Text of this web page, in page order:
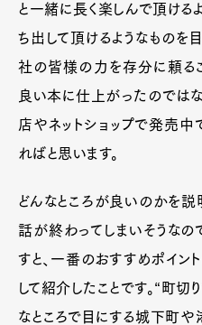
と一緒に長く楽しんで頂ける
ち出して頂けるようなものを
社の皆様の力を存分に頼る
良い本に仕上がったのでは
店やネットショップで発売
ればと思います。
どんなところが良いのかを
話が終わってしまいそうなの
すと、一番のおすすめポイン
して紹介したことです。“町切
なところで目にする城下町や